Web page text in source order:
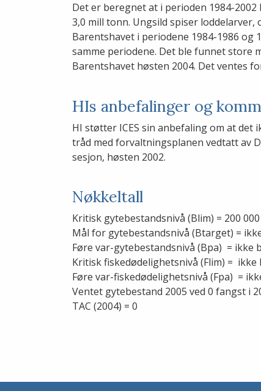
Det er beregnet at i perioden 1984-
3,0 mill tonn. Ungsild spiser
Barentshavet i periodene 1984-1986 og
samme periodene. Det ble funnet store
Barentshavet høsten 2004. Det ventes
HIs anbefalinger og
HI støtter ICES sin anbefaling om at det
tråd med forvaltningsplanen vedtatt av
sesjon, høsten 2002.
Nøkkeltall
Kritisk gytebestandsnivå (Blim) = 200
Mål for gytebestandsnivå (Btarget) =
Føre var-gytebestandsnivå (Bpa) = ikke
Kritisk fiskedødelighetsnivå (Flim) =
Føre var-fiskedødelighetsnivå (Fpa) =
Ventet gytebestand 2005 ved 0 fangst i
TAC (2004) = 0